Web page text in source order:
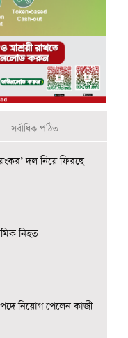
সর্বাধিক পঠিত
দল নিয়ে ফিরছে
নিহত
নিয়োগ পেলেন কাজী